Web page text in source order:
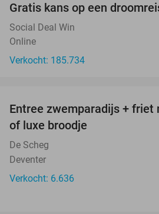
Gratis kans op een
Social Deal Win
Online
Verkocht: 185.734
Entree zwemparadijs + friet
of luxe broodje
De Scheg
Deventer
Verkocht: 6.636